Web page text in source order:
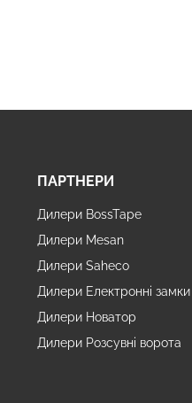
ПАРТНЕРИ
Дилери BossTape
Дилери Mesan
Дилери Saheco
Дилери Електронні замки
Дилери Новатор
Дилери Розсувні ворота